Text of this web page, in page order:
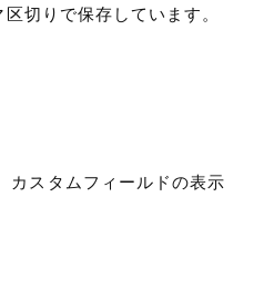
切りで保存しています。
カスタムフィールドの表示